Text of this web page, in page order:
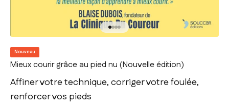
Aller à l'élément 1
Aller à l'élément 2
Aller à l'élément 3
Aller à l'élément 4
Nouveau
Mieux courir grâce au pied nu (Nouvelle édition)
Affiner votre technique, corriger votre foulée,
renforcer vos pieds